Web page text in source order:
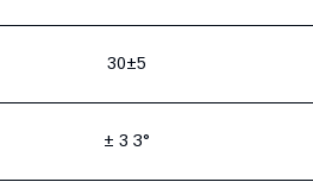
30±5
± 3 З°